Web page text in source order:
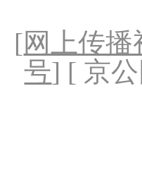
[网上传
号] [ 京